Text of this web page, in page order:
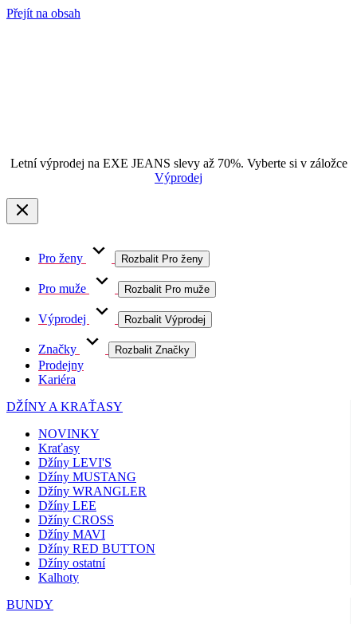
Přejít na obsah
Letní výprodej na EXE JEANS slevy až 70%. Vyberte si v záložce
Výprodej
Pro ženy Rozbalit Pro ženy
Pro muže Rozbalit Pro muže
Výprodej Rozbalit Výprodej
Značky Rozbalit Značky
Prodejny
Kariéra
DŽÍNY A KRAŤASY
NOVINKY
Kraťasy
Džíny LEVI'S
Džíny MUSTANG
Džíny WRANGLER
Džíny LEE
Džíny CROSS
Džíny MAVI
Džíny RED BUTTON
Džíny ostatní
Kalhoty
BUNDY